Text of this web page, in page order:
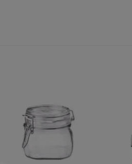
Minha
lista de
desejos